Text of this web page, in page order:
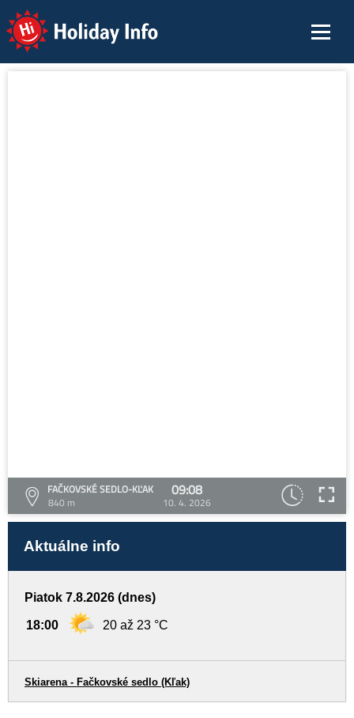
Holiday Info
FAČKOVSKÉ SEDLO-KĽAK
840 m
09:08
10. 4. 2026
Aktuálne info
Piatok 7.8.2026 (dnes)
18:00 20 až 23 °C
Skiarena - Fačkovské sedlo (Kľak)